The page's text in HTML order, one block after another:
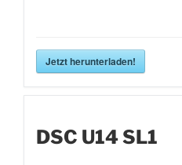
Jetzt herunterladen!
DSC U14 SL1